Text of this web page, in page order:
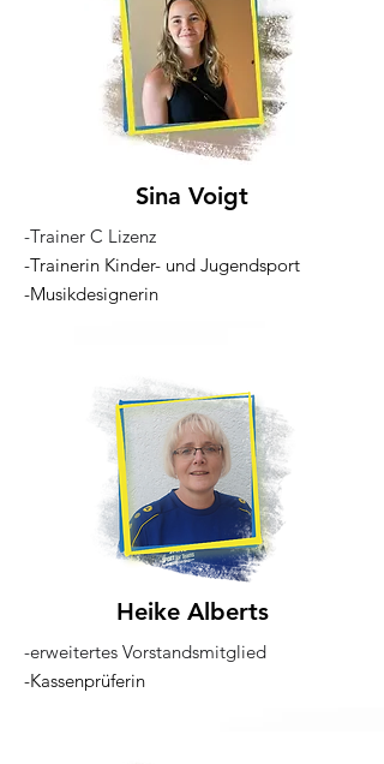
Sina Voigt
-Trainer C Lizenz
-Trainerin Kinder- und Jugendsport
-Musikdesignerin
Heike Alberts
-erweitertes Vorstandsmitglied
-Kassenprüferin